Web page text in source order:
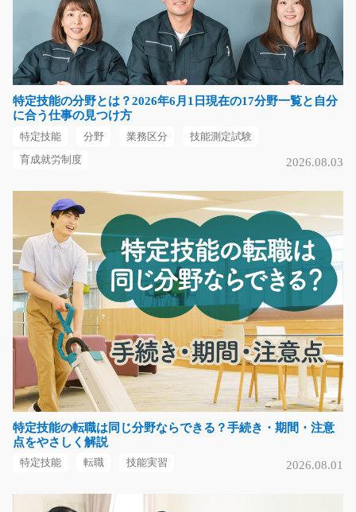
自動車部品の入出庫とピッキング/g05_00500
急募
選べるお休み◎フォークリフト免許お持ちの方必見！フ
ォークリフトで自動車…
長期（3ヶ月以上）
時給1350円
神奈川県厚木市
リフト作業員/g01_02248
急募
＼リフト資格を活かして活躍できる／ 自動車部品を扱う
倉庫内での出荷作業…
長期（3ヶ月以上）
時給1,400円
岐阜県加茂郡坂祝町
気になる
プラスチック製品の組み立て/t06_00148
急募
特定技能の分野とは？2026年6月1日現在の17分野一覧と自分
に合う仕事の見つけ方
特定技能 分野 業務区分 技能測定試験
育成就労制度 2026.08.03
特定技能の転職は同じ分野ならできる？手続き・期間・注意
点をやさしく解説
特定技能 転職 技能実習 2026.08.01